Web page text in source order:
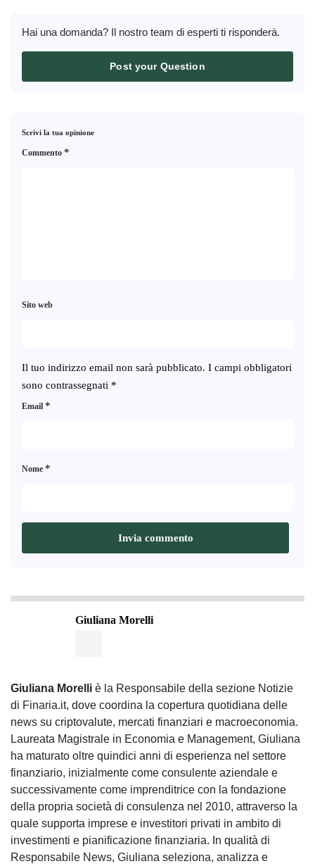
Hai una domanda? Il nostro team di esperti ti risponderà.
Post your Question
Scrivi la tua opinione
Il tuo indirizzo email non sarà pubblicato. I campi obbligatori
sono contrassegnati *
Commento *
Nome *
Email *
Sito web
Giuliana Morelli
Giuliana Morelli è la Responsabile della sezione Notizie
di Finaria.it, dove coordina la copertura quotidiana delle
news su criptovalute, mercati finanziari e macroeconomia.
Laureata Magistrale in Economia e Management, Giuliana
ha maturato oltre quindici anni di esperienza nel settore
finanziario, inizialmente come consulente aziendale e
successivamente come imprenditrice con la fondazione
della propria società di consulenza nel 2010, attraverso la
quale supporta imprese e investitori privati in ambito di
investimenti e pianificazione finanziaria. In qualità di
Responsabile News, Giuliana seleziona, analizza e